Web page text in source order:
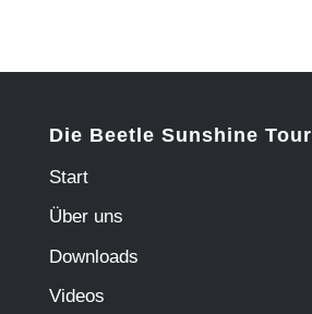
Die Beetle Sunshine Tour
Start
Über uns
Downloads
Videos